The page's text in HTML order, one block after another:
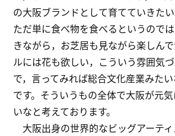
の大阪ブランドとして育てていきたい
ただ単に食べ物を食べるというので
きながら，お芝居も見ながら楽しん
ルには花も欲しい，こういう雰囲気
で，言ってみれば総合文化産業みた
です。そういうもの全体で大阪が元
いなと考えております。
大阪出身の世界的なビッグアーテ